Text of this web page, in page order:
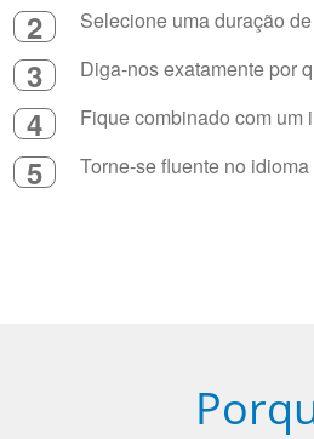
2 Selecione uma duração
3 Diga-nos exatamente por
4 Fique combinado com um
5 Torne-se fluente no